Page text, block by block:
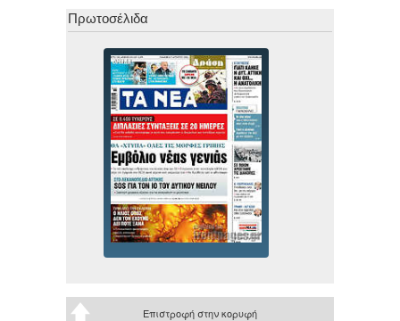
Πρωτοσέλιδα
Επιστροφή στην κορυφή